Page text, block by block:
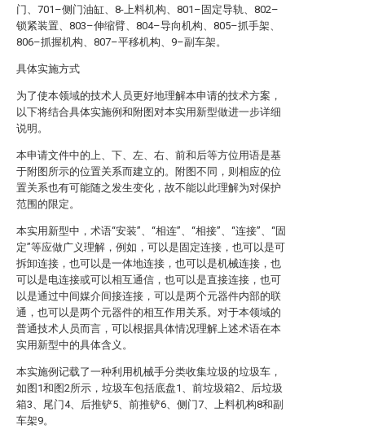
门、701–侧门油缸、8-上料机构、801–固定导轨、802–
锁紧装置、803–伸缩臂、804–导向机构、805–抓手架、
806–抓握机构、807–平移机构、9–副车架。
具体实施方式
为了使本领域的技术人员更好地理解本申请的技术方案，
以下将结合具体实施例和附图对本实用新型做进一步详细
说明。
本申请文件中的上、下、左、右、前和后等方位用语是基
于附图所示的位置关系而建立的。附图不同，则相应的位
置关系也有可能随之发生变化，故不能以此理解为对保护
范围的限定。
本实用新型中，术语“安装”、“相连”、“相接”、“连接”、“固
定”等应做广义理解，例如，可以是固定连接，也可以是可
拆卸连接，也可以是一体地连接，也可以是机械连接，也
可以是电连接或可以相互通信，也可以是直接连接，也可
以是通过中间媒介间接连接，可以是两个元器件内部的联
通，也可以是两个元器件的相互作用关系。对于本领域的
普通技术人员而言，可以根据具体情况理解上述术语在本
实用新型中的具体含义。
本实施例记载了一种利用机械手分类收集垃圾的垃圾车，
如图1和图2所示，垃圾车包括底盘1、前垃圾箱2、后垃圾
箱3、尾门4、后推铲5、前推铲6、侧门7、上料机构8和副
车架9。